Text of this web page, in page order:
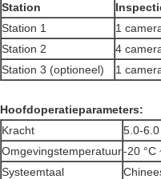
Station
Station 1
1
Station 2
4
Station 3 (optioneel)
1
Hoofdoperatieparameters:
Kracht
5.0-
Omgevingstemperatuur-20 °C
Systeemtaal